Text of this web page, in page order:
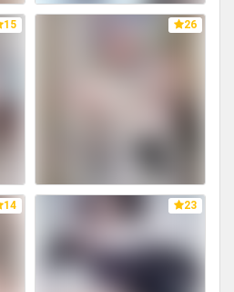
15 26
14 23